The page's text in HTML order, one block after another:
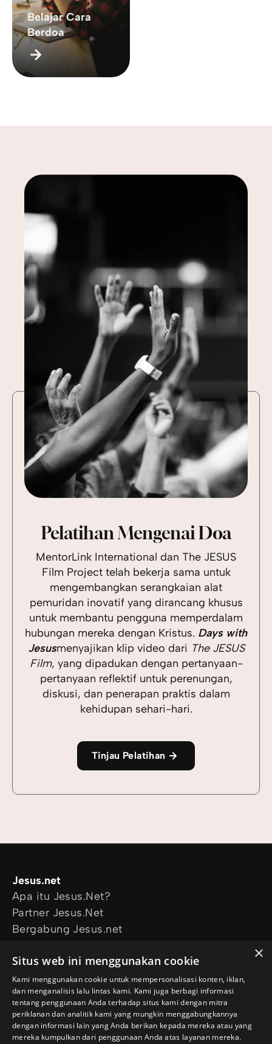
Belajar Cara
Berdoa
Pelatihan Mengenai Doa
MentorLink International dan The JESUS
Film Project telah bekerja sama untuk
mengembangkan serangkaian alat
pemuridan inovatif yang dirancang khusus
untuk membantu pengguna memperdalam
hubungan mereka dengan Kristus. Days with
Jesusmenyajikan klip video dari The JESUS
Film, yang dipadukan dengan pertanyaan-
pertanyaan reflektif untuk perenungan,
diskusi, dan penerapan praktis dalam
kehidupan sehari-hari.
Tinjau Pelatihan
Jesus.net
Apa itu Jesus.Net?
Partner Jesus.Net
Bergabung Jesus.net
Artikel
Video
Proyek kami
Aku mau didoakan
Aku punya pertanyaan
Ikuti kami
×
Situs web ini menggunakan cookie
Kami menggunakan cookie untuk mempersonalisasi konten, iklan,
dan menganalisis lalu lintas kami. Kami juga berbagi informasi
tentang penggunaan Anda terhadap situs kami dengan mitra
periklanan dan analitik kami yang mungkin menggabungkannya
dengan informasi lain yang Anda berikan kepada mereka atau yang
mereka kumpulkan dari penggunaan Anda atas layanan mereka.